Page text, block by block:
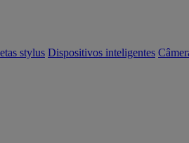
stylus Dispositivos inteligentes